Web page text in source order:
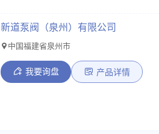
新道泵阀（泉州）有限公司
中国福建省泉州市
我要询盘 产品详情